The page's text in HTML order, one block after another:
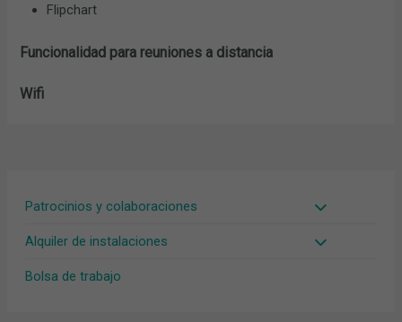
Patrocinios y colaboraciones
Alquiler de instalaciones
Bolsa de trabajo
Flipchart
Funcionalidad para reuniones a distancia
Wifi